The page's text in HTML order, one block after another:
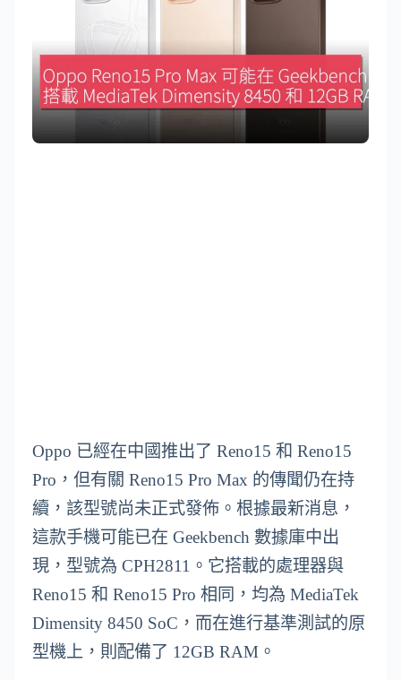
Oppo 已經在中國推出了 Reno15 和 Reno15
Pro，但有關 Reno15 Pro Max 的傳聞仍在持
續，該型號尚未正式發佈。根據最新消息，
這款手機可能已在 Geekbench 數據庫中出
現，型號為 CPH2811。它搭載的處理器與
Reno15 和 Reno15 Pro 相同，均為 MediaTek
Dimensity 8450 SoC，而在進行基準測試的原
型機上，則配備了 12GB RAM。